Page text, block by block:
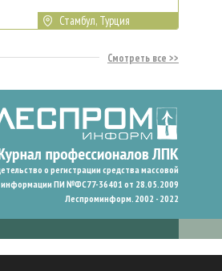
Стамбул, Турция
Смотреть все
о регистрации средства массовой
информации ПИ №ФС77-36401 от 28.05.2009
Леспроминформ. 2002 - 2022